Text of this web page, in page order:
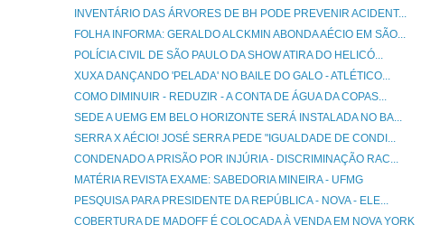
INVENTÁRIO DAS ÁRVORES DE BH PODE PREVENIR ACIDENT...
FOLHA INFORMA: GERALDO ALCKMIN ABONDA AÉCIO EM SÃO...
POLÍCIA CIVIL DE SÃO PAULO DA SHOW ATIRA DO HELICÓ...
XUXA DANÇANDO 'PELADA' NO BAILE DO GALO - ATLÉTICO...
COMO DIMINUIR - REDUZIR - A CONTA DE ÁGUA DA COPAS...
SEDE A UEMG EM BELO HORIZONTE SERÁ INSTALADA NO BA...
SERRA X AÉCIO! JOSÉ SERRA PEDE "IGUALDADE DE CONDI...
CONDENADO A PRISÃO POR INJÚRIA - DISCRIMINAÇÃO RAC...
MATÉRIA REVISTA EXAME: SABEDORIA MINEIRA - UFMG
PESQUISA PARA PRESIDENTE DA REPÚBLICA - NOVA - ELE...
COBERTURA DE MADOFF É COLOCADA À VENDA EM NOVA YORK